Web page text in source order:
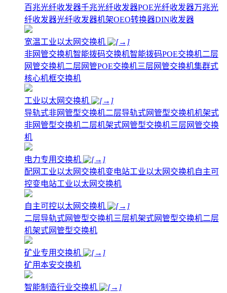
百兆光纤收发器千兆光纤收发器POE光纤收发器万兆光
纤收发器光纤收发器机架OEO转换器DIN收发器
宽温工业以太网交换机
非网管交换机智能拨码交换机智能拨码POE交换机二层
网管交换机二层网管POE交换机三层网管交换机集群式
核心机框交换机
工业以太网交换机
导轨式非网管型交换机二层导轨式网管型交换机机架式
非网管型交换机二层机架式网管型交换机三层网管交换
机
电力专用交换机
配网工业以太网交换机变电站工业以太网交换机自主可
控变电站工业以太网交换机
自主可控以太网交换机
二层导轨式网管型交换机三层机架式网管型交换机二层
机架式网管型交换机
矿业专用交换机
矿用本安交换机
智能制造行业交换机